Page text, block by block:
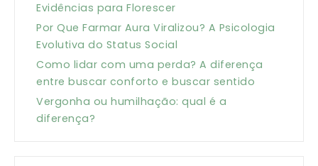
Evidências para Florescer
Por Que Farmar Aura Viralizou? A Psicologia
Evolutiva do Status Social
Como lidar com uma perda? A diferença
entre buscar conforto e buscar sentido
Vergonha ou humilhação: qual é a
diferença?